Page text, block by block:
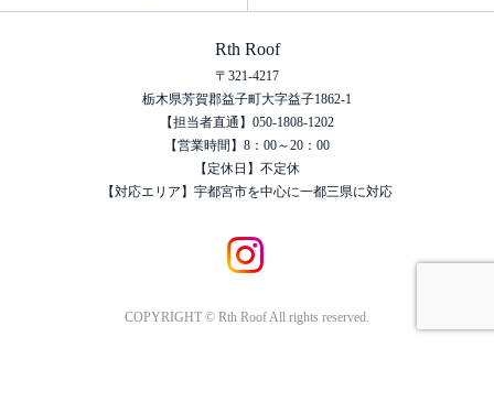
Rth Roof
〒321-4217
栃木県芳賀郡益子町大字益子1862‐1
【担当者直通】050-1808-1202
【営業時間】8：00～20：00
【定休日】不定休
【対応エリア】宇都宮市を中心に一都三県に対応
COPYRIGHT © Rth Roof All rights reserved.